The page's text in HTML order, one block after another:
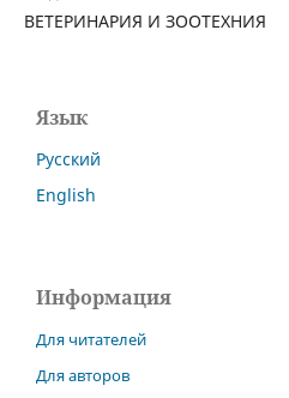
ВЕТЕРИНАРИЯ И ЗООТЕХНИЯ
Язык
Русский
English
Информация
Для читателей
Для авторов